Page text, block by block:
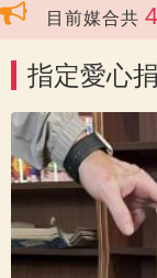
目前媒合共
指定愛心